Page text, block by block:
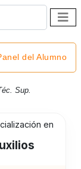
del Alumno
Sup.
en